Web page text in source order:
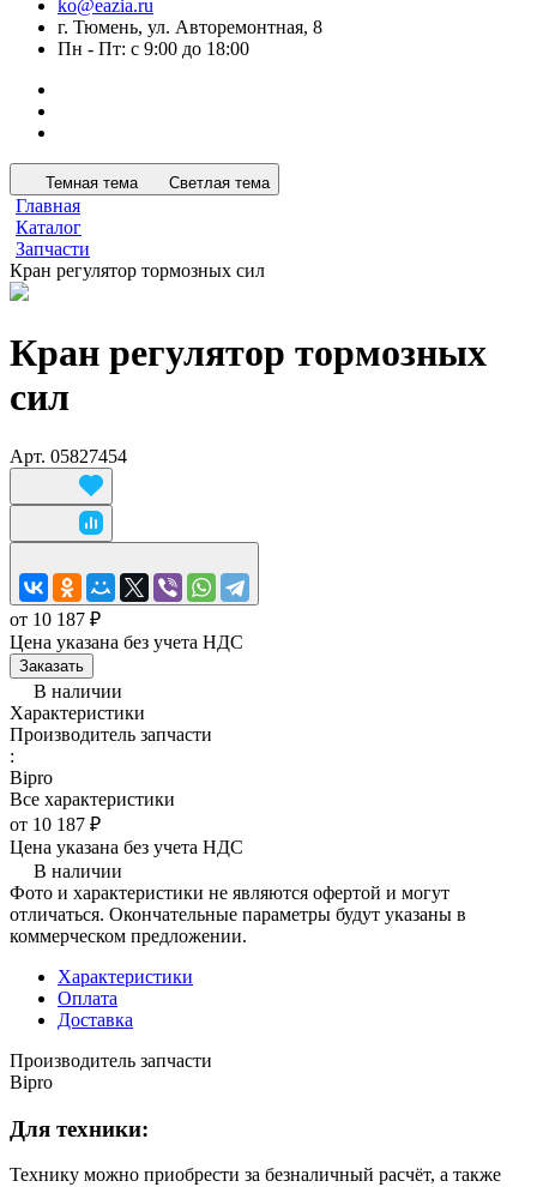
ko@eazia.ru
г. Тюмень, ул. Авторемонтная, 8
Пн - Пт: с 9:00 до 18:00
Темная тема Светлая тема
Главная
Каталог
Запчасти
Кран регулятор тормозных сил
Кран регулятор тормозных
сил
Арт. 05827454
от 10 187 ₽
Цена указана без учета НДС
Заказать
В наличии
Характеристики
Производитель запчасти
:
Bipro
Все характеристики
от 10 187 ₽
Цена указана без учета НДС
В наличии
Фото и характеристики не являются офертой и могут
отличаться. Окончательные параметры будут указаны в
коммерческом предложении.
Характеристики
Оплата
Доставка
Производитель запчасти
Bipro
Для техники:
Технику можно приобрести за безналичный расчёт, а также